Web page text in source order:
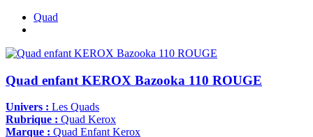
Quad
Quad enfant KEROX Bazooka 110 ROUGE
Univers : Les Quads
Rubrique : Quad Kerox
Marque : Quad Enfant Kerox